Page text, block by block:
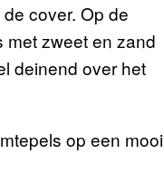
cover. Op de
zweet en zand
deinend over het
op een mooi